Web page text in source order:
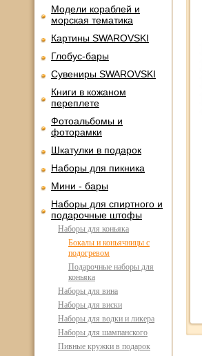
Модели кораблей и
морская тематика
Картины SWAROVSKI
Глобус-бары
Сувениры SWAROVSKI
Книги в кожаном
переплете
Фотоальбомы и
фоторамки
Шкатулки в подарок
Наборы для пикника
Мини - бары
Наборы для спиртного и
подарочные штофы
Наборы для коньяка
Бокалы и коньячницы с
подогревом
Подарочные наборы для
коньяка
Наборы для вина
Наборы для виски
Наборы для водки и ликера
Наборы для шампанского
Пивные кружки в подарок